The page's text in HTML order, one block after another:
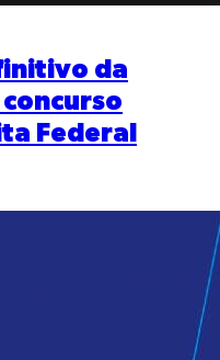
da
Federal